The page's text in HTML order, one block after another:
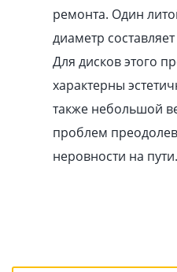
ремонта. Один
диаметр
Для дисков этого
характерны
также небольшой
проблем
неровности на пути.